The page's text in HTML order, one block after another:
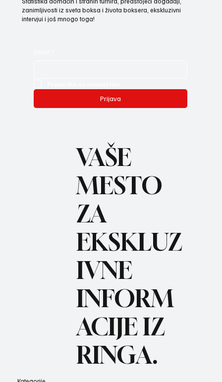
zanimljivosti iz sveta boksa i života boksera, ekskluzivni
intervjui i još mnogo toga!
Prijava
REC
VAŠE
MESTO
ZA
EKSKLUZ
IVNE
INFORM
ACIJE IZ
RINGA.